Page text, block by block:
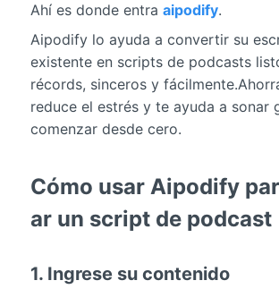
Ahí es donde entra aipodify.
Aipodify lo ayuda a convertir su
existente en scripts de podcasts
récords, sinceros y
reduce el estrés y te ayuda a sonar
comenzar desde cero.
Cómo usar Aipodify
ar un script de podcast
1. Ingrese su contenido